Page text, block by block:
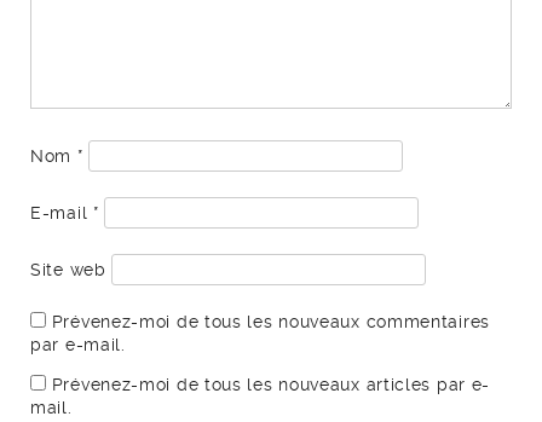
Nom *
E-mail *
Site web
Prévenez-moi de tous les nouveaux commentaires
par e-mail.
Prévenez-moi de tous les nouveaux articles par e-
mail.